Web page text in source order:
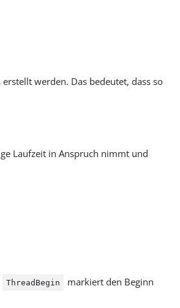
werden. Das bedeutet, dass so
Laufzeit in Anspruch nimmt und
ThreadBegin
markiert den Beginn